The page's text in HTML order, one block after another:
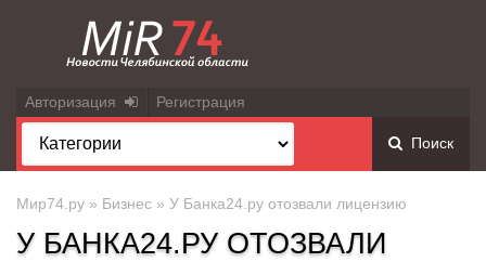
Авторизация Регистрация
Поиск
Мир74.ру » Бизнес » У Банка24.ру отозвали лицензию
У БАНКА24.РУ ОТОЗВАЛИ